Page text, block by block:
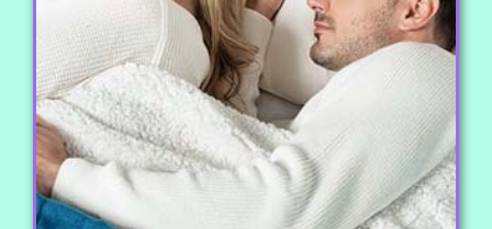
پتو راشل و مینک
پتو راشل و مینک تک و دو نفره به صورت ساده، طرح
دار و گل برجسته، عرضه محصولات کارخانجات
برجسته کشور.